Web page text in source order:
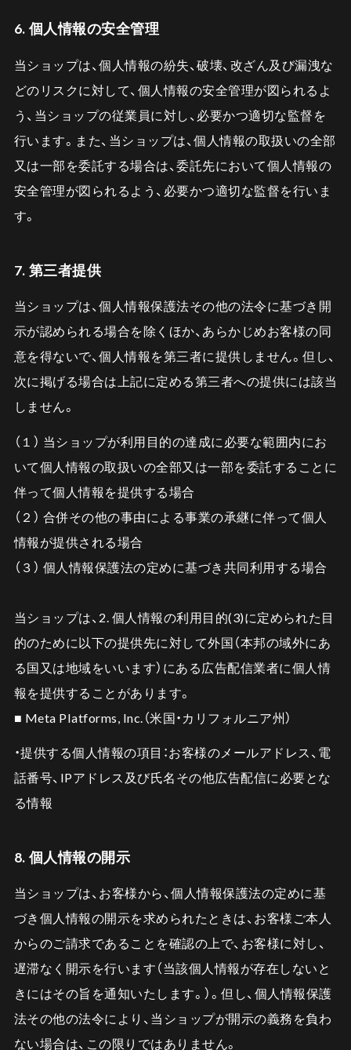
6. 個人情報の安全管理
当ショップは、個人情報の紛失、破壊、改ざん及び漏洩な
どのリスクに対して、個人情報の安全管理が図られるよ
う、当ショップの従業員に対し、必要かつ適切な監督を
行います。また、当ショップは、個人情報の取扱いの全部
又は一部を委託する場合は、委託先において個人情報の
安全管理が図られるよう、必要かつ適切な監督を行いま
す。
7. 第三者提供
当ショップは、個人情報保護法その他の法令に基づき開
示が認められる場合を除くほか、あらかじめお客様の同
意を得ないで、個人情報を第三者に提供しません。但し、
次に掲げる場合は上記に定める第三者への提供には該当
しません。
（１） 当ショップが利用目的の達成に必要な範囲内にお
いて個人情報の取扱いの全部又は一部を委託することに
伴って個人情報を提供する場合
（２） 合併その他の事由による事業の承継に伴って個人
情報が提供される場合
（３） 個人情報保護法の定めに基づき共同利用する場合
当ショップは、2. 個人情報の利用目的(3)に定められた目
的のために以下の提供先に対して外国（本邦の域外にあ
る国又は地域をいいます）にある広告配信業者に個人情
報を提供することがあります。
■ Meta Platforms, Inc.（米国・カリフォルニア州）
・提供する個人情報の項目：お客様のメールアドレス、電
話番号、IPアドレス及び氏名その他広告配信に必要とな
る情報
8. 個人情報の開示
当ショップは、お客様から、個人情報保護法の定めに基
づき個人情報の開示を求められたときは、お客様ご本人
からのご請求であることを確認の上で、お客様に対し、
遅滞なく開示を行います（当該個人情報が存在しないと
きにはその旨を通知いたします。）。但し、個人情報保護
法その他の法令により、当ショップが開示の義務を負わ
ない場合は、この限りではありません。